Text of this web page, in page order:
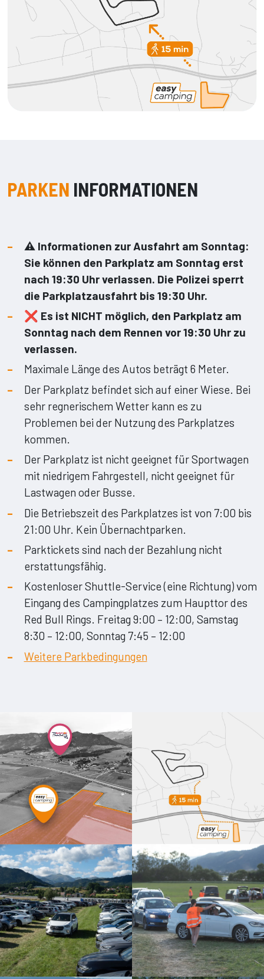
PARKEN INFORMATIONEN
⚠️ Informationen zur Ausfahrt am Sonntag:
Sie können den Parkplatz am Sonntag erst
nach 19:30 Uhr verlassen. Die Polizei sperrt
die Parkplatzausfahrt bis 19:30 Uhr.
❌ Es ist NICHT möglich, den Parkplatz am
Sonntag nach dem Rennen vor 19:30 Uhr zu
verlassen.
Maximale Länge des Autos beträgt 6 Meter.
Der Parkplatz befindet sich auf einer Wiese. Bei
sehr regnerischem Wetter kann es zu
Problemen bei der Nutzung des Parkplatzes
kommen.
Der Parkplatz ist nicht geeignet für Sportwagen
mit niedrigem Fahrgestell, nicht geeignet für
Lastwagen oder Busse.
Die Betriebszeit des Parkplatzes ist von 7:00 bis
21:00 Uhr. Kein Übernachtparken.
Parktickets sind nach der Bezahlung nicht
erstattungsfähig.
Kostenloser Shuttle-Service (eine Richtung) vom
Eingang des Campingplatzes zum Haupttor des
Red Bull Rings. Freitag 9:00 – 12:00, Samstag
8:30 – 12:00, Sonntag 7:45 – 12:00
Weitere Parkbedingungen